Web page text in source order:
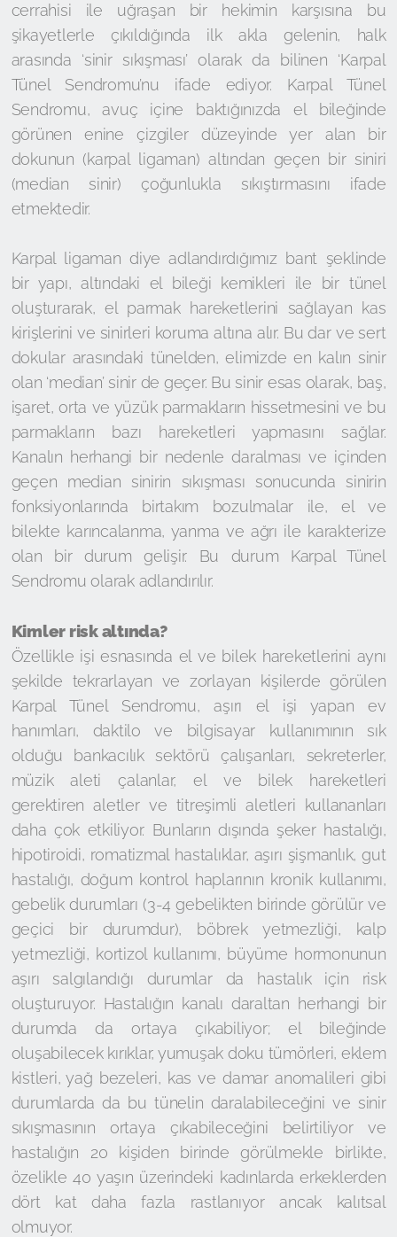
cerrahisi ile uğraşan bir hekimin karşısına bu
şikayetlerle çıkıldığında ilk akla gelenin, halk
arasında ‘sinir sıkışması’ olarak da bilinen ‘Karpal
Tünel Sendromu’nu ifade ediyor. Karpal Tünel
Sendromu, avuç içine baktığınızda el bileğinde
görünen enine çizgiler düzeyinde yer alan bir
dokunun (karpal ligaman) altından geçen bir siniri
(median sinir) çoğunlukla sıkıştırmasını ifade
etmektedir.
Karpal ligaman diye adlandırdığımız bant şeklinde
bir yapı, altındaki el bileği kemikleri ile bir tünel
oluşturarak, el parmak hareketlerini sağlayan kas
kirişlerini ve sinirleri koruma altına alır. Bu dar ve sert
dokular arasındaki tünelden, elimizde en kalın sinir
olan ‘median’ sinir de geçer. Bu sinir esas olarak, baş,
işaret, orta ve yüzük parmakların hissetmesini ve bu
parmakların bazı hareketleri yapmasını sağlar.
Kanalın herhangi bir nedenle daralması ve içinden
geçen median sinirin sıkışması sonucunda sinirin
fonksiyonlarında birtakım bozulmalar ile, el ve
bilekte karıncalanma, yanma ve ağrı ile karakterize
olan bir durum gelişir. Bu durum Karpal Tünel
Sendromu olarak adlandırılır.
Kimler risk altında?
Özellikle işi esnasında el ve bilek hareketlerini aynı
şekilde tekrarlayan ve zorlayan kişilerde görülen
Karpal Tünel Sendromu, aşırı el işi yapan ev
hanımları, daktilo ve bilgisayar kullanımının sık
olduğu bankacılık sektörü çalışanları, sekreterler,
müzik aleti çalanlar, el ve bilek hareketleri
gerektiren aletler ve titreşimli aletleri kullananları
daha çok etkiliyor. Bunların dışında şeker hastalığı,
hipotiroidi, romatizmal hastalıklar, aşırı şişmanlık, gut
hastalığı, doğum kontrol haplarının kronik kullanımı,
gebelik durumları (3-4 gebelikten birinde görülür ve
geçici bir durumdur), böbrek yetmezliği, kalp
yetmezliği, kortizol kullanımı, büyüme hormonunun
aşırı salgılandığı durumlar da hastalık için risk
oluşturuyor. Hastalığın kanalı daraltan herhangi bir
durumda da ortaya çıkabiliyor; el bileğinde
oluşabilecek kırıklar, yumuşak doku tümörleri, eklem
kistleri, yağ bezeleri, kas ve damar anomalileri gibi
durumlarda da bu tünelin daralabileceğini ve sinir
sıkışmasının ortaya çıkabileceğini belirtiliyor ve
hastalığın 20 kişiden birinde görülmekle birlikte,
özelikle 40 yaşın üzerindeki kadınlarda erkeklerden
dört kat daha fazla rastlanıyor ancak kalıtsal
olmuyor.